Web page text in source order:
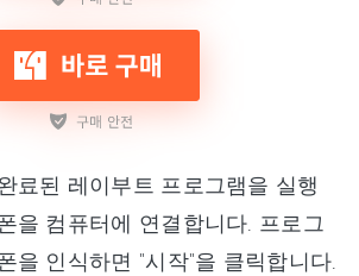
료된 레이부트 프로그램을 실행
을 컴퓨터에 연결합니다. 프로그
을 인식하면 "시작"을 클릭합니다.